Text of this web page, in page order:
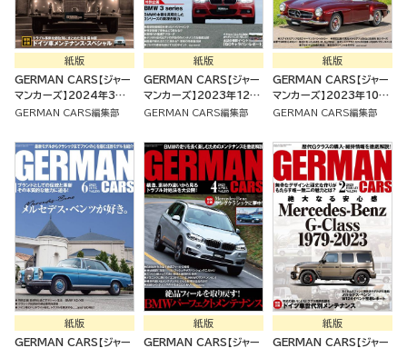
紙版
GERMAN CARS【ジャー
マンカーズ】2024年3月
号 [雑誌]
GERMAN CARS編集部
紙版
GERMAN CARS【ジャー
マンカーズ】2023年12月
号 [雑誌]
GERMAN CARS編集部
紙版
GERMAN CARS【ジャー
マンカーズ】2023年10月
号 [雑誌]
GERMAN CARS編集部
紙版
GERMAN CARS【ジャー
紙版
GERMAN CARS【ジャー
紙版
GERMAN CARS【ジャー